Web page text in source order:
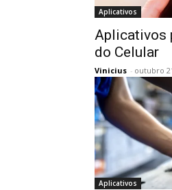
Aplicativos
Aplicativos
do Celular
Vinicius - outubro
Aplicativos